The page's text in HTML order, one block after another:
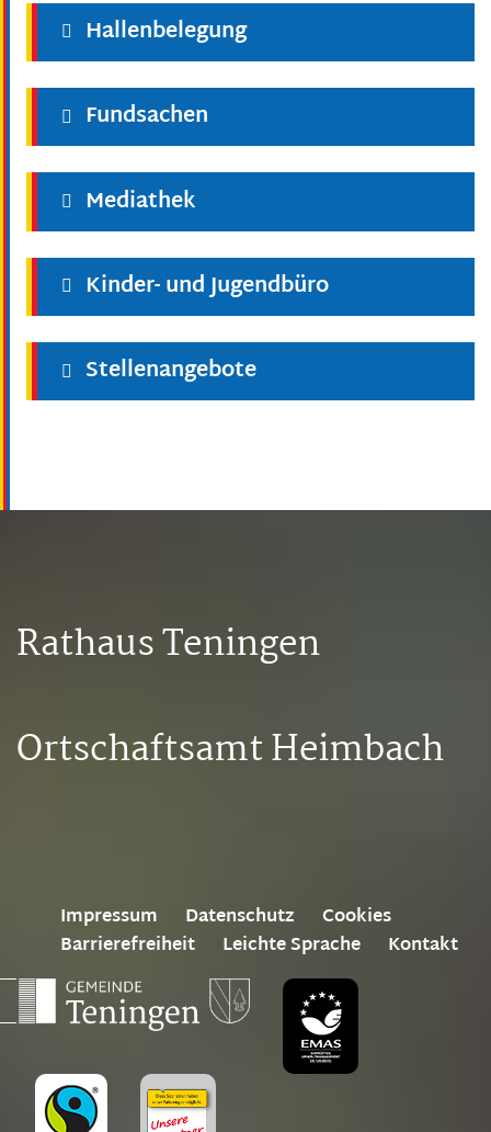
Hallenbelegung
Fundsachen
Mediathek
Kinder- und Jugendbüro
Stellenangebote
Rathaus Teningen
Ortschaftsamt Heimbach
Impressum Datenschutz
Cookies
Barrierefreiheit
Leichte Sprache Kontakt